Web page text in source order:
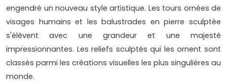
engendré un nouveau style artistique. Les tours ornées de
visages humains et les balustrades en pierre sculptée
s'élèvent avec une grandeur et une majesté
impressionnantes. Les reliefs sculptés qui les ornent sont
classés parmi les créations visuelles les plus singulières au
monde.